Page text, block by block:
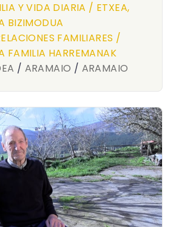
Y VIDA DIARIA / ETXEA,
BIZIMODUA
FAMILIARES /
FAMILIA HARREMANAK
/ ARAMAIO / ARAMAIO